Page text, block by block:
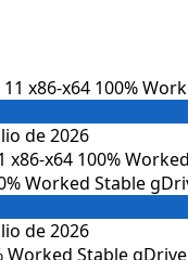
de 2026
x86-x64 100%
de 2026
Worked Stable gDrive